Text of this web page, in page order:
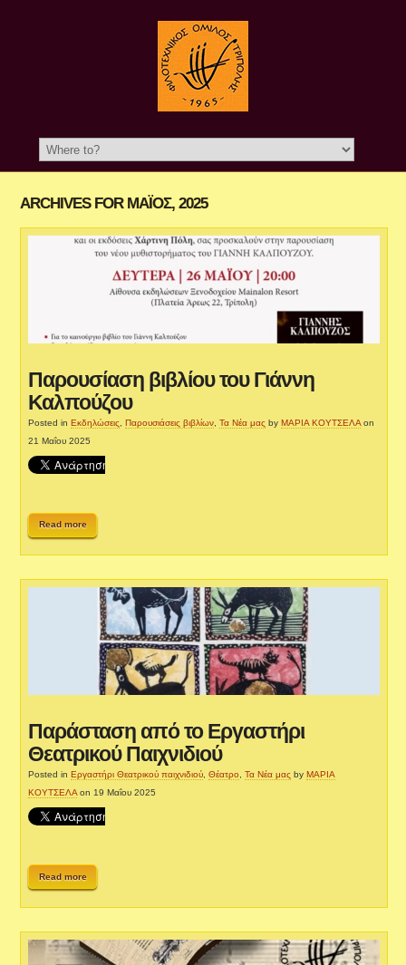
ARCHIVES FOR ΜΆΙΟΣ, 2025
Παρουσίαση βιβλίου του Γιάννη
Καλπούζου
Posted inΕκδηλώσεις ,Παρουσιάσεις βιβλίων ,Τα Νέα μας byΜΑΡΙΑ ΚΟΥΤΣΕΛΑ on
21 Μαΐου 2025
Read more
Παράσταση από το Εργαστήρι
Θεατρικού Παιχνιδιού
Posted in Εργαστήρι Θεατρικού παιχνιδιού,Θέατρο,Τα Νέα μας by ΜΑΡΙΑ
ΚΟΥΤΣΕΛΑ on 19 Μαΐου 2025
Read more